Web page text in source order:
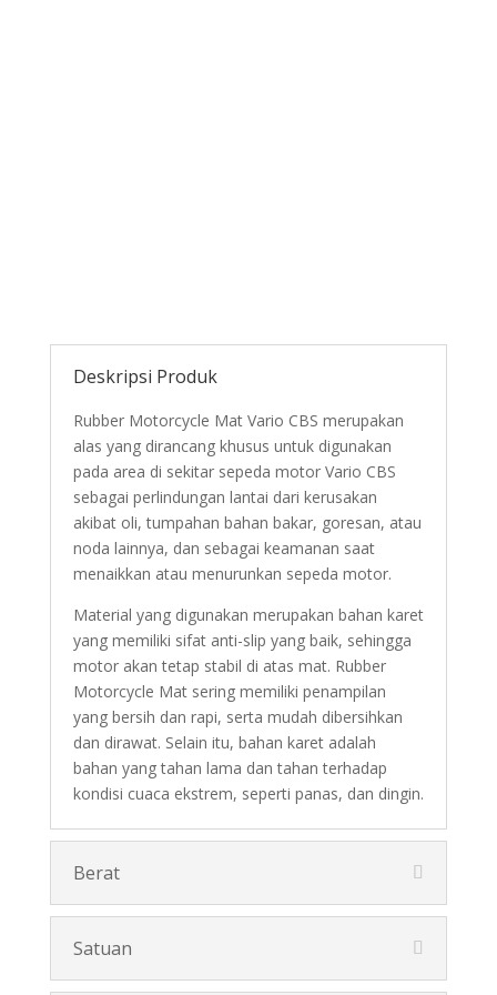
Deskripsi Produk
Rubber Motorcycle Mat Vario CBS merupakan
alas yang dirancang khusus untuk digunakan
pada area di sekitar sepeda motor Vario CBS
sebagai perlindungan lantai dari kerusakan
akibat oli, tumpahan bahan bakar, goresan, atau
noda lainnya, dan sebagai keamanan saat
menaikkan atau menurunkan sepeda motor.
Material yang digunakan merupakan bahan karet
yang memiliki sifat anti-slip yang baik, sehingga
motor akan tetap stabil di atas mat. Rubber
Motorcycle Mat sering memiliki penampilan
yang bersih dan rapi, serta mudah dibersihkan
dan dirawat. Selain itu, bahan karet adalah
bahan yang tahan lama dan tahan terhadap
kondisi cuaca ekstrem, seperti panas, dan dingin.
Berat
Satuan